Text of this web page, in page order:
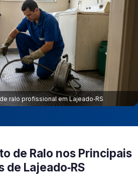
ralo profissional em Lajeado‑RS
de Ralo nos Principais
de Lajeado‑RS